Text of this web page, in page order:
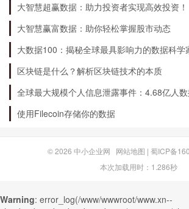
002068股票的大涨引起了广大投
投资者在投资前需要了解公司的基
势，做好投资决策，并合理控制风
的资金安全。
大智慧超赢数据：助力投资者实现高效投资！
大智慧赢富数据：助你轻松掌握股市动态
大数据100：揭秘全球最具影响力的数据科学
区块链是什么？解析区块链技术的本质
全球最大规模个人信息泄露事件：4.68亿人
使用Filecoin存储你的数据
© 2026 中小企业网 网站地图 | 蜀ICP备
本次加载用时：1.286秒
Warning: error_log(/www/wwwroot/www.xn--